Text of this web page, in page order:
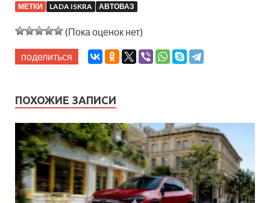
МЕТКИ LADA ISKRA АВТОВАЗ
(Пока оценок нет)
поделиться
ПОХОЖИЕ ЗАПИСИ